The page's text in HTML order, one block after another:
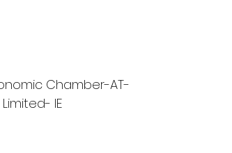
Chamber-AT-
IE